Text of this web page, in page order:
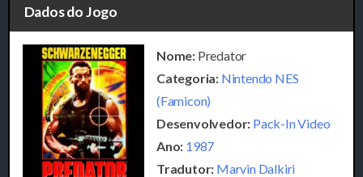
Dados do Jogo
Nome: Predator
Categoria: Nintendo NES
(Famicon)
Desenvolvedor: Pack-In Video
Ano: 1987
Tradutor: Marvin Dalkiri